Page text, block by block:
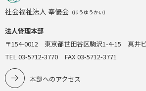
社会福祉法人 奉優会 （ほうゆうかい）
法人管理本部
〒154-0012 東京都世田谷区駒沢1-4-15 真井
TEL 03-5712-3770 FAX 03-5712-3771
本部へのアクセス